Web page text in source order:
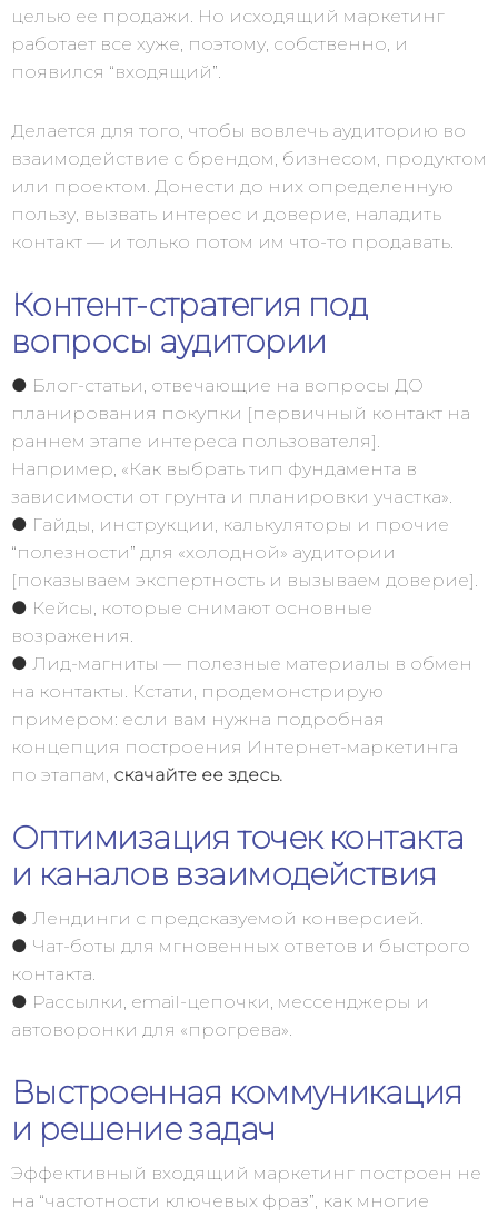
целью ее продажи. Но исходящий маркетинг
работает все хуже, поэтому, собственно, и
появился “входящий”.
Делается для того, чтобы вовлечь аудиторию во
взаимодействие с брендом, бизнесом, продуктом
или проектом. Донести до них определенную
пользу, вызвать интерес и доверие, наладить
контакт — и только потом им что-то продавать.
Контент-стратегия под
вопросы аудитории
● Блог-статьи, отвечающие на вопросы ДО
планирования покупки [первичный контакт на
раннем этапе интереса пользователя].
Например, «Как выбрать тип фундамента в
зависимости от грунта и планировки участка».
● Гайды, инструкции, калькуляторы и прочие
“полезности” для «холодной» аудитории
[показываем экспертность и вызываем доверие].
● Кейсы, которые снимают основные
возражения.
● Лид-магниты — полезные материалы в обмен
на контакты. Кстати, продемонстрирую
примером: если вам нужна подробная
концепция построения Интернет-маркетинга
по этапам, скачайте ее здесь.
Оптимизация точек контакта
и каналов взаимодействия
● Лендинги с предсказуемой конверсией.
● Чат-боты для мгновенных ответов и быстрого
контакта.
● Рассылки, email-цепочки, мессенджеры и
автоворонки для «прогрева».
Выстроенная коммуникация
и решение задач
Эффективный входящий маркетинг построен не
на “частотности ключевых фраз”, как многие